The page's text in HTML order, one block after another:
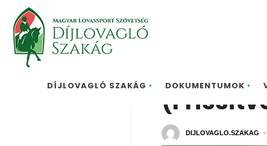
DÍJLOVAGLÓ SZAKÁG DOKUMENTUMOK
DIJLOVAGLO.SZAKAG •